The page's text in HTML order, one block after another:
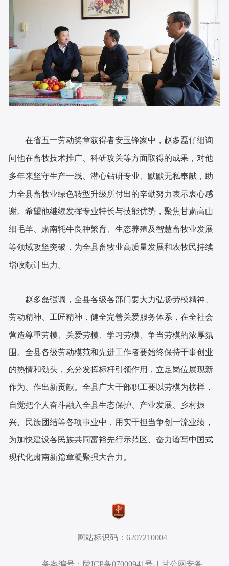
在省五一劳动奖章获得者安玉锋家中，赵多磊仔细询
问他在畜牧技术推广、科研攻关等方面取得的成果，对他
多年来坚守生产一线、潜心钻研专业、默默无私奉献，助
力全县畜牧业绿色转型升级所付出的辛勤努力表示衷心感
谢。希望他继续发挥专业特长与技能优势，聚焦甘肃高山
细毛羊 、肃南牦牛良种繁育、生态养殖及智慧畜牧业发展
等领域攻坚突破，为全县畜牧业高质量发展和农牧民持续
增收献计出力。
赵多磊强调，全县各级各部门要大力弘扬劳模精神、
劳动精神、工匠精神，健全完善关爱服务体系，在全社会
营造尊重劳模、关爱劳模、学习劳模、争当劳模的浓厚氛
围。全县各级劳动模范和先进工作者要始终保持干事创业
的热情和劲头，充分发挥标杆引领作用，立足岗位展现新
作为、作出新贡献。全县广大干部职工要以劳模为榜样，
自觉把个人奋斗融入全县生态保护、产业发展、乡村振
兴、民族团结等各项事业中，用实干担当争创一流业绩，
为加快建设各民族共同富裕先行示范区、奋力谱写中国式
现代化肃南新篇章凝聚强大合力。
网站标识码：6207210004